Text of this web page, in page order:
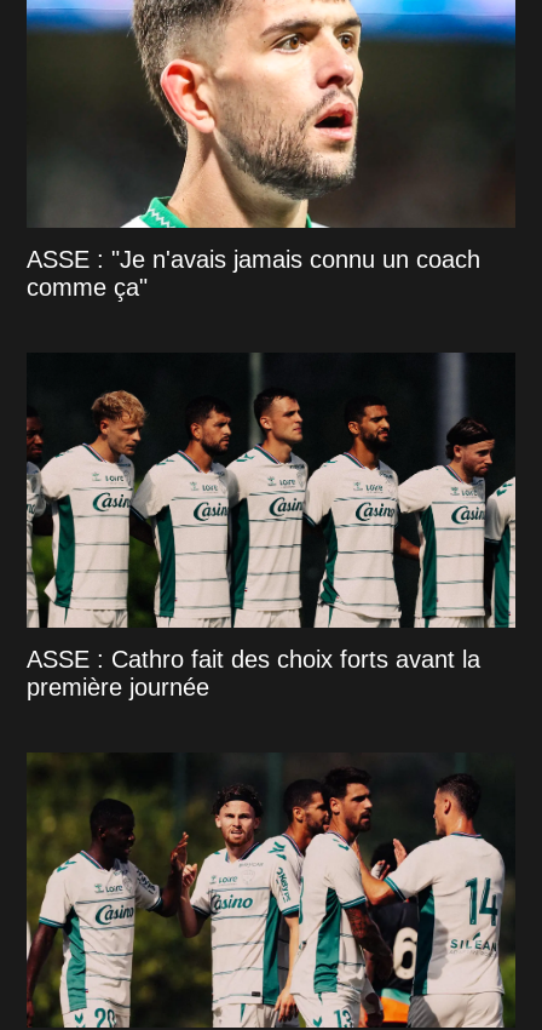
ASSE : "Je n'avais jamais connu un coach
comme ça"
ASSE : Cathro fait des choix forts avant la
première journée